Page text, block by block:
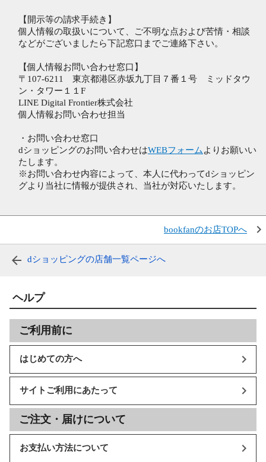
【開示等の請求手続き】
個人情報の取扱いについて、ご不明な点および苦情・相談
などがございましたら下記窓口までご連絡下さい。
【個人情報お問い合わせ窓口】
〒107-6211 東京都港区赤坂九丁目７番１号 ミッドタウ
ン・タワー１１F
LINE Digital Frontier株式会社
個人情報お問い合わせ担当
・お問い合わせ窓口
dショッピングのお問い合わせはWEBフォーム よりお願いい
たします。
※お問い合わせ内容によって、本人に代わってdショッピン
グより当社に情報が提供され、当社が対応いたします。
bookfanのお店TOPへ
dショッピングの店舗一覧ページへ
ヘルプ
ご利用前に
はじめての方へ
サイトご利用にあたって
ご注文・届けについて
お支払い方法について